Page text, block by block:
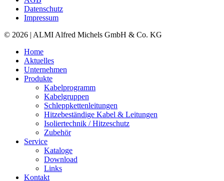
Datenschutz
Impressum
© 2026 | ALMI Alfred Michels GmbH & Co. KG
Home
Aktuelles
Unternehmen
Produkte
Kabelprogramm
Kabelgruppen
Schleppkettenleitungen
Hitzebeständige Kabel & Leitungen
Isoliertechnik / Hitzeschutz
Zubehör
Service
Kataloge
Download
Links
Kontakt